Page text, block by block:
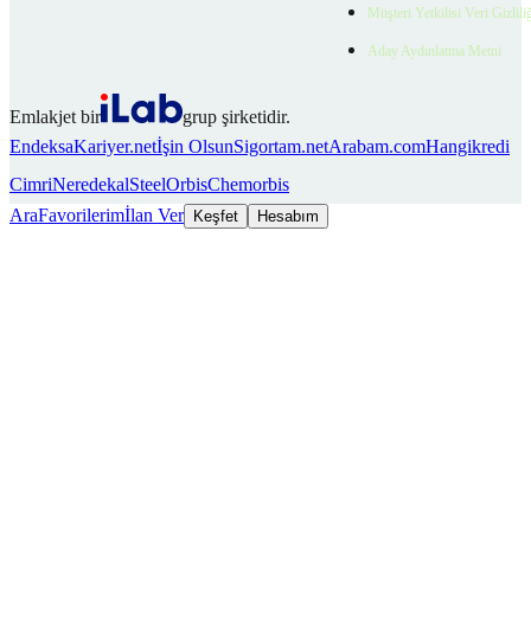
Müşteri Yetkilisi Veri
Aday Aydınlatma Metni
Emlakjet bir
grup şirketidir.
EndeksaKariyer.netİşin OlsunSigortam.netArabam.comHangikredi
CimriNeredekalSteelOrbisChemorbis
AraFavorilerimİlan Ver Keşfet Hesabım